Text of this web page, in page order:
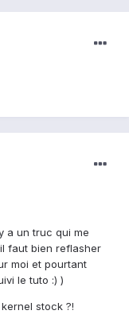
a un truc qui me
faut bien reflasher
moi et pourtant
le tuto :) )
stock ?!